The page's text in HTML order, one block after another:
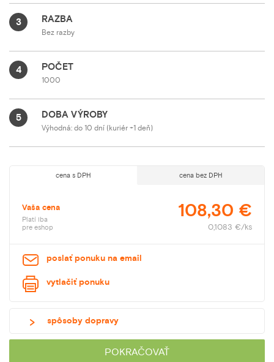
3 RAZBA
Bez razby
4 POČET
1000
5 DOBA VÝROBY
Výhodná: do 10 dní (kuriér +1 deň)
cena s DPH cena bez DPH
Vaša cena 108,30 €
Platí iba
pre eshop
0,1083 €/ks
poslať ponuku na email
vytlačiť ponuku
spôsoby dopravy
POKRAČOVAŤ